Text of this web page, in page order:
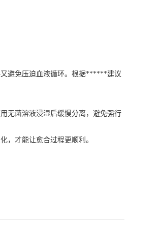
避免压迫血液循环。根据******建议
无菌溶液浸湿后缓慢分离，避免强行
才能让愈合过程更顺利。